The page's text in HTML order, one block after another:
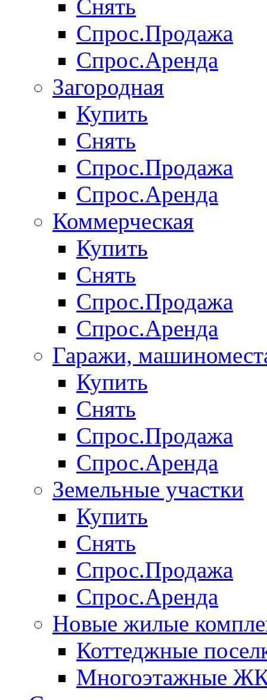
Снять
Спрос.Продажа
Спрос.Аренда
Загородная
Купить
Снять
Спрос.Продажа
Спрос.Аренда
Коммерческая
Купить
Снять
Спрос.Продажа
Спрос.Аренда
Гаражи,
Купить
Снять
Спрос.Продажа
Спрос.Аренда
Земельные участки
Купить
Снять
Спрос.Продажа
Спрос.Аренда
Новые жилые
Коттеджные
Многоэтажные